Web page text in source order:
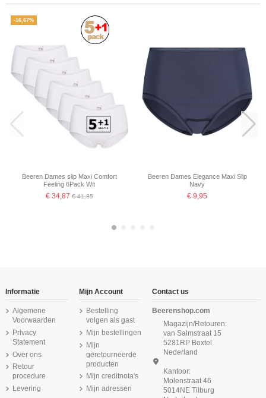
-16,67%
Beeren Dames slip Maxi Comfort
Feeling 6Pack Wit
€ 34,87€ 41,85
Beeren Dames Elegance Maxi Slip
Navy
€ 9,95
Informatie
Algemene
Voorwaarden
Privacy
Statement
Over ons
Retour
procedure
Levering
Mijn Account
Bestelling
volgen als gast
Mijn bestellingen
Mijn
geretourneerde
producten
Mijn creditnota's
Mijn adressen
Contact us
Beerenshop.com
Magazijn/Retouren:
van Salmstraat 15
5281RP Boxtel
Nederland
Kantoor:
Molenstraat 46
5014NE Tilburg